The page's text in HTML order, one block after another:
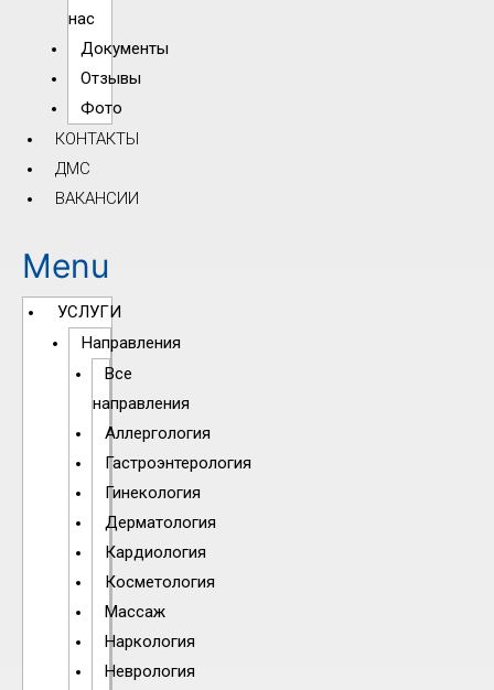
нас
Документы
Отзывы
Фото
КОНТАКТЫ
ДМС
ВАКАНСИИ
Menu
УСЛУГИ
Направления
Все
направления
Аллергология
Гастроэнтерология
Гинекология
Дерматология
Кардиология
Косметология
Массаж
Наркология
Неврология